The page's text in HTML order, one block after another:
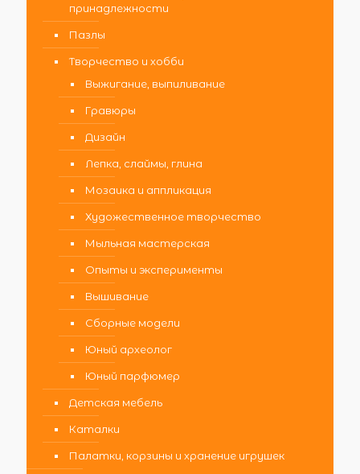
принадлежности
Пазлы
Творчество и хобби
Выжигание, выпиливание
Гравюры
Дизайн
Лепка, слаймы, глина
Мозаика и аппликация
Художественное творчество
Мыльная мастерская
Опыты и эксперименты
Вышивание
Сборные модели
Юный археолог
Юный парфюмер
Детская мебель
Каталки
Палатки, корзины и хранение игрушек